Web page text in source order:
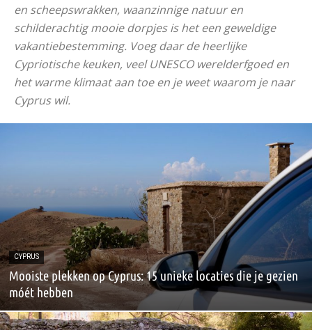
en scheepswrakken, waanzinnige natuur en
schilderachtig mooie dorpjes is het een geweldige
vakantiebestemming. Voeg daar de heerlijke
Cypriotische keuken, veel UNESCO werelderfgoed en
het warme klimaat aan toe en je weet waarom je naar
Cyprus wil.
CYPRUS
Mooiste plekken op Cyprus: 15 unieke locaties die je gezien
móét hebben